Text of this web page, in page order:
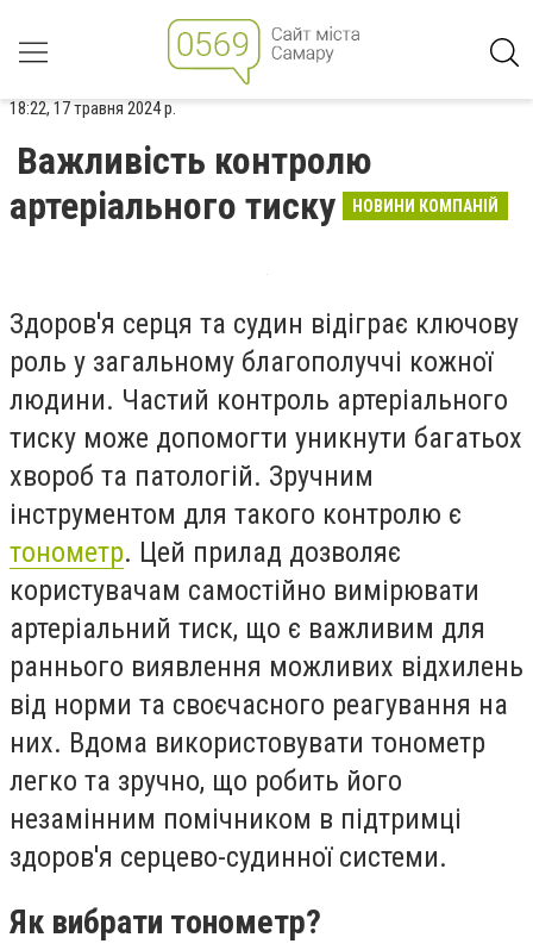
18:22, 17 травня 2024 р.
Важливість контролю
артеріального тиску
НОВИНИ КОМПАНІЙ
Здоров'я серця та судин відіграє ключову
роль у загальному благополуччі кожної
людини. Частий контроль артеріального
тиску може допомогти уникнути багатьох
хвороб та патологій. Зручним
інструментом для такого контролю є
тонометр. Цей прилад дозволяє
користувачам самостійно вимірювати
артеріальний тиск, що є важливим для
раннього виявлення можливих відхилень
від норми та своєчасного реагування на
них. Вдома використовувати тонометр
легко та зручно, що робить його
незамінним помічником в підтримці
здоров'я серцево-судинної системи.
Як вибрати тонометр?